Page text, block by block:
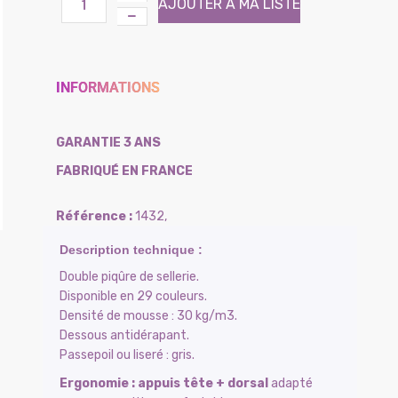
AJOUTER À MA LISTE
INFORMATIONS
GARANTIE 3 ANS
FABRIQUÉ EN FRANCE
1432,
Double piqûre de sellerie.
Disponible en 29 couleurs.
Densité de mousse : 30 kg/m3.
Dessous antidérapant.
Passepoil ou liseré : gris.
Ergonomie : appuis tête + dorsal adapté